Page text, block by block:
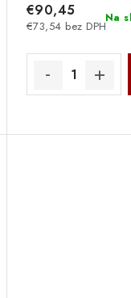
Na
€73,54 bez DPH
€90,45